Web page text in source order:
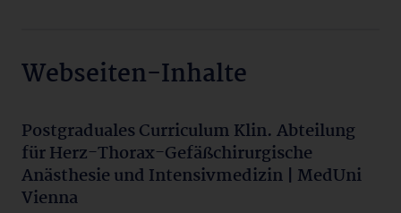
Webseiten-Inhalte
Postgraduales Curriculum Klin. Abteilung
für Herz-Thorax-Gefäßchirurgische
Anästhesie und Intensivmedizin | MedUni
Vienna